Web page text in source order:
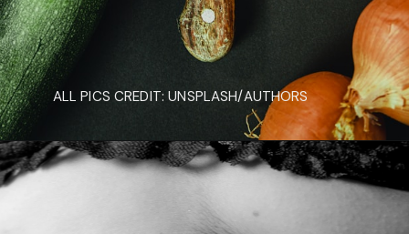
ALL PICS CREDIT: UNSPLASH/AUTHORS
वजन कम करने के लिए घर पर
व्यायाम और घरेलू नुस्खे